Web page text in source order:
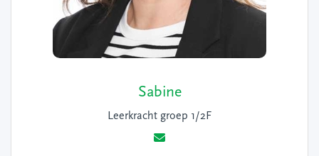
Sabine
Leerkracht groep 1/2F